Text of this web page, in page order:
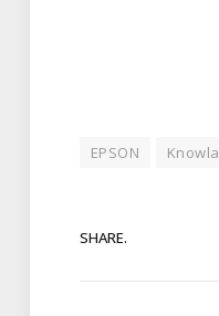
EPSON Knowla
SHARE.